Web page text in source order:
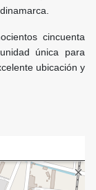
cincuenta
única para
ubicación y